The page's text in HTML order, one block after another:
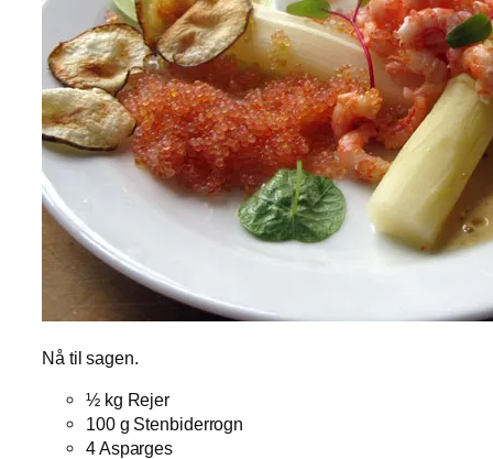
Nå til sagen.
½ kg Rejer
100 g Stenbiderrogn
4 Asparges